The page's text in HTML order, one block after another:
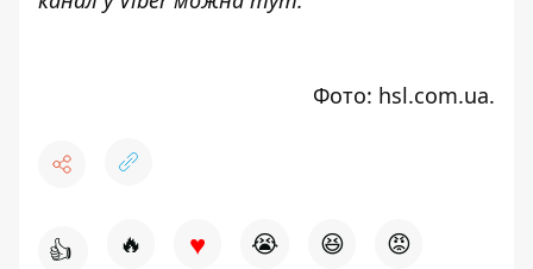
Фото: hsl.com.ua.
👍 🔥 ♥ 😭 😆 😡